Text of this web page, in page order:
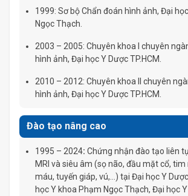
1999: Sơ bộ Chẩn đoán hình ảnh, Đại
Ngọc Thạch.
2003 – 2005: Chuyên khoa I chuyên
hình ảnh, Đại học Y Dược TP.HCM.
2010 – 2012: Chuyên khoa II chuyên
hình ảnh, Đại học Y Dược TP.HCM.
Đào tạo nâng cao
1995 – 2024: Chứng nhận đào tạo liên
MRI và siêu âm (sọ não, đầu mặt cổ,
máu, tuyến giáp, vú,…) tại Đại học Y
học Y khoa Phạm Ngọc Thạch, Đại học